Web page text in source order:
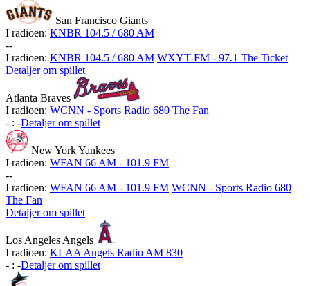
San Francisco Giants
I radioen: KNBR 104.5 / 680 AM
--
I radioen: KNBR 104.5 / 680 AM WXYT-FM - 97.1 The Ticket
Detaljer om spillet
Atlanta Braves
I radioen: WCNN - Sports Radio 680 The Fan
- : -Detaljer om spillet
New York Yankees
I radioen: WFAN 66 AM - 101.9 FM
--
I radioen: WFAN 66 AM - 101.9 FM WCNN - Sports Radio 680
The Fan
Detaljer om spillet
Los Angeles Angels
I radioen: KLAA Angels Radio AM 830
- : -Detaljer om spillet